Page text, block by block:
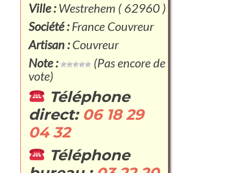
Ville :Westrehem ( 62960 )
Société :France Couvreur
Artisan :Couvreur
Note :
(Pas encore de
vote)
Téléphone
direct: 06 18 29
04 32
Téléphone